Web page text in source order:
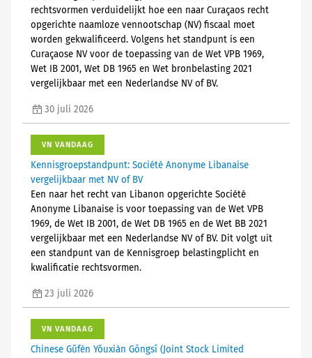
rechtsvormen verduidelijkt hoe een naar Curaçaos recht
opgerichte naamloze vennootschap (NV) fiscaal moet
worden gekwalificeerd. Volgens het standpunt is een
Curaçaose NV voor de toepassing van de Wet VPB 1969,
Wet IB 2001, Wet DB 1965 en Wet bronbelasting 2021
vergelijkbaar met een Nederlandse NV of BV.
30 juli 2026
VN VANDAAG
Kennisgroepstandpunt: Société Anonyme Libanaise
vergelijkbaar met NV of BV
Een naar het recht van Libanon opgerichte Société
Anonyme Libanaise is voor toepassing van de Wet VPB
1969, de Wet IB 2001, de Wet DB 1965 en de Wet BB 2021
vergelijkbaar met een Nederlandse NV of BV. Dit volgt uit
een standpunt van de Kennisgroep belastingplicht en
kwalificatie rechtsvormen.
23 juli 2026
VN VANDAAG
Chinese Gǔfèn Yǒuxiàn Gōngsī (Joint Stock Limited